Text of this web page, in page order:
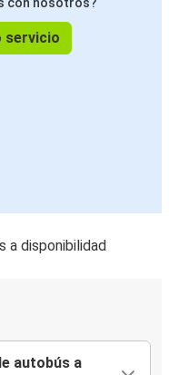
servicio
a disponibilidad
autobús a